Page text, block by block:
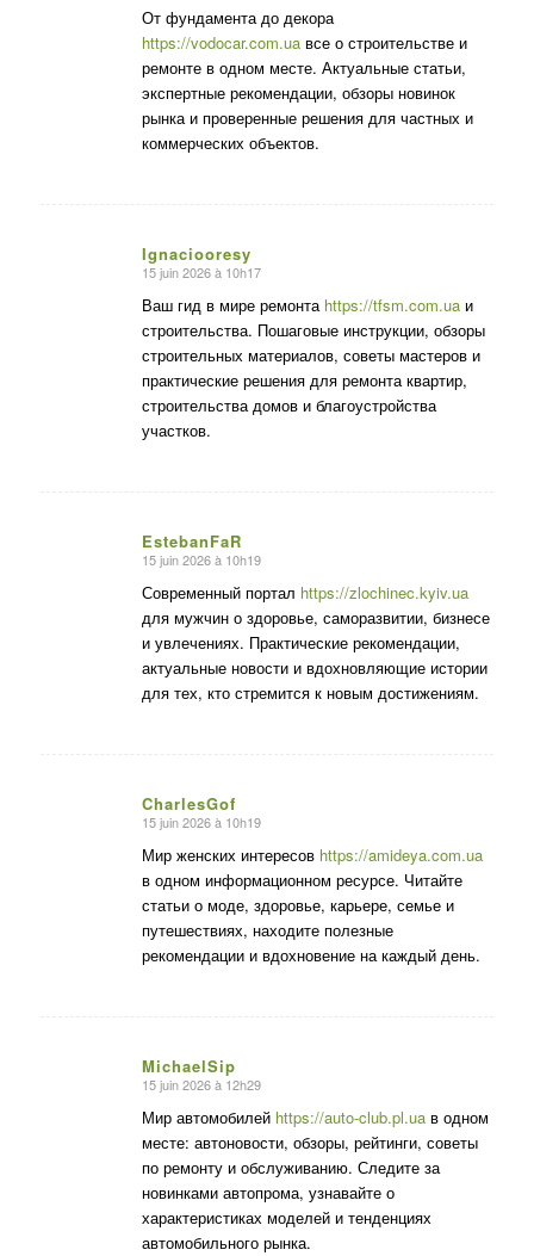
От фундамента до декора
https://vodocar.com.uaвсе о строительстве и
ремонте в одном месте. Актуальные статьи,
экспертные рекомендации, обзоры новинок
рынка и проверенные решения для частных и
коммерческих объектов.
Ignaciooresy
dit
15 juin 2026 à 10h17
Ваш гид в мире ремонта https://tfsm.com.uaи
строительства. Пошаговые инструкции, обзоры
строительных материалов, советы мастеров и
практические решения для ремонта квартир,
строительства домов и благоустройства
участков.
EstebanFaR
dit
15 juin 2026 à 10h19
Современный портал https://zlochinec.kyiv.ua
для мужчин о здоровье, саморазвитии, бизнесе
и увлечениях. Практические рекомендации,
актуальные новости и вдохновляющие истории
для тех, кто стремится к новым достижениям.
CharlesGof
dit
15 juin 2026 à 10h19
Мир женских интересов https://amideya.com.ua
в одном информационном ресурсе. Читайте
статьи о моде, здоровье, карьере, семье и
путешествиях, находите полезные
рекомендации и вдохновение на каждый день.
MichaelSip
dit
15 juin 2026 à 12h29
Мир автомобилей https://auto-club.pl.uaв одном
месте: автоновости, обзоры, рейтинги, советы
по ремонту и обслуживанию. Следите за
новинками автопрома, узнавайте о
характеристиках моделей и тенденциях
автомобильного рынка.